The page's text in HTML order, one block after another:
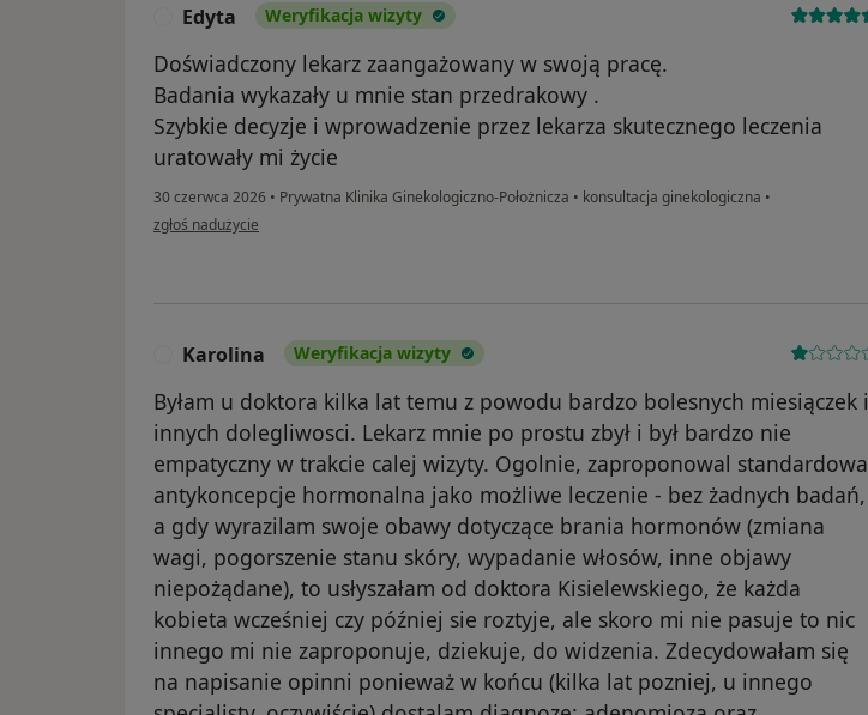
Edyta Weryfikacja wizyty
Doświadczony lekarz zaangażowany w swoją pracę.
Badania wykazały u mnie stan przedrakowy .
Szybkie decyzje i wprowadzenie przez lekarza skutecznego leczenia
uratowały mi życie
30 czerwca 2026 • Prywatna Klinika Ginekologiczno-Położnicza • konsultacja ginekologiczna •
w opinii użytkownika Edyta
zgłoś nadużycie
Karolina Weryfikacja wizyty
Byłam u doktora kilka lat temu z powodu bardzo bolesnych miesiączek i
innych dolegliwosci. Lekarz mnie po prostu zbył i był bardzo nie
empatyczny w trakcie calej wizyty. Ogolnie, zaproponowal standardowa
antykoncepcje hormonalna jako możliwe leczenie - bez żadnych badań,
a gdy wyrazilam swoje obawy dotyczące brania hormonów (zmiana
wagi, pogorszenie stanu skóry, wypadanie włosów, inne objawy
niepożądane), to usłyszałam od doktora Kisielewskiego, że każda
kobieta wcześniej czy później sie roztyje, ale skoro mi nie pasuje to nic
innego mi nie zaproponuje, dziekuje, do widzenia. Zdecydowałam się
na napisanie opinni ponieważ w końcu (kilka lat pozniej, u innego